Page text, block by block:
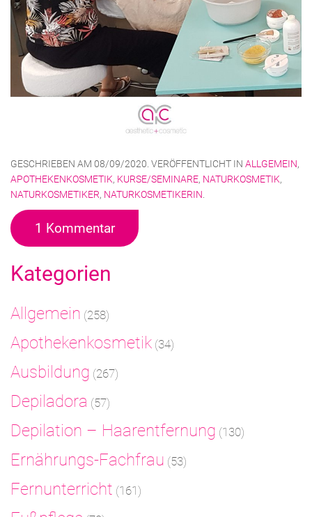
GESCHRIEBEN AM 08/09/2020 . VERÖFFENTLICHT IN ALLGEMEIN,
APOTHEKENKOSMETIK, KURSE/SEMINARE, NATURKOSMETIK,
NATURKOSMETIKER, NATURKOSMETIKERIN
1 Kommentar
Kategorien
Allgemein (258)
Apothekenkosmetik (34)
Ausbildung (267)
Depiladora (57)
Depilation – Haarentfernung (130)
Ernährungs-Fachfrau (53)
Fernunterricht (161)